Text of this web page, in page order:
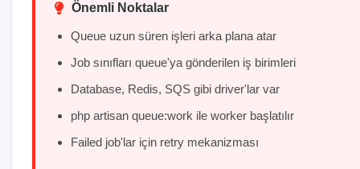
Önemli Noktalar
Queue uzun süren işleri arka plana atar
Job sınıfları queue'ya gönderilen iş birimleri
Database, Redis, SQS gibi driver'lar var
php artisan queue:work ile worker başlatılır
Failed job'lar için retry mekanizması